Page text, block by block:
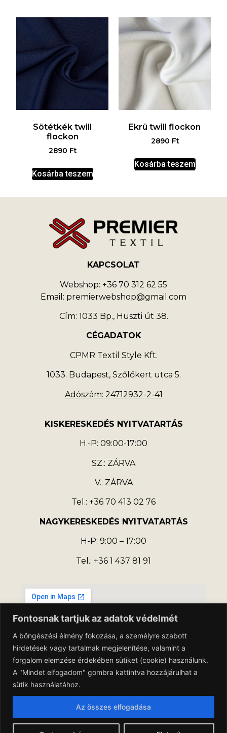
Fontosnak tartjuk az adatok védelmét
A böngészési élmény fokozása, a személyre szabott
hirdetések vagy tartalmak megjelenítése, valamint a
forgalom elemzése érdekében sütiket (cookie) használunk.
A "Mindet elfogadom" gombra kattintva hozzájárulhat a
sütik használatához.
Az összes elfogadása
Sötétkék twill
flockon
2890 Ft
Kosárba teszem
Ekrü twill flockon
2890 Ft
Kosárba teszem
KAPCSOLAT
Webshop: +36 70 312 62 55
Email: premierwebshop@gmail.com
Cím: 1033 Bp., Huszti út 38.
CÉGADATOK
CPMR Textil Style Kft.
1033. Budapest, Szőlőkert utca 5.
Adószám: 24712932-2-41
KISKERESKEDÉS NYITVATARTÁS
H.-P: 09:00-17:00
SZ.: ZÁRVA
V.: ZÁRVA
Tel.: +36 70 413 02 76
NAGYKERESKEDÉS NYITVATARTÁS
H-P: 9:00 – 17:00
Tel.: +36 1 437 81 91
Adatkezelési Tájékoztató
Általános Szerződési Feltételek